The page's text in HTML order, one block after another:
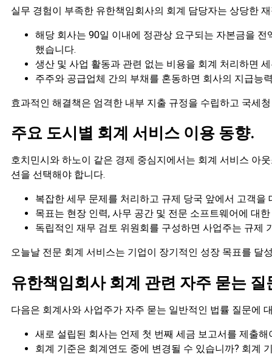
실무 경험이 부족한 유한책임회사의 회계 담당자는 상당한
해당 회사는 90일 이내에 정관상 요구되는 자본금을
했습니다.
생산 및 사업 활동과 관련 없는 비용을 회계 처리하면
주주와 공급업체 간의 부채를 혼동하면 회사의 지급능
효과적인 해결책은 엄격한 내부 지출 규정을 수립하고 국세
주요 도시별 회계 서비스 이용 동향.
호치민시와 하노이 같은 경제 중심지에서는 회계 서비스 아
션을 선택해야 합니다.
복잡한 세무 문제를 처리하고 규제 당국 앞에서 고객
목표는 현장 인력, 사무 공간 및 전문 소프트웨어에 대
독립적인 재무 검토 위원회를 구성하면 사업주는 규제
오늘날 전문 회계 서비스는 기업이 장기적인 성장 목표를 달
유한책임회사 회계 관련 자주 묻는 질
다음은 회계사와 사업주가 자주 묻는 일반적인 법률 질문에
새로 설립된 회사는 언제 첫 번째 세금 보고서를 제출
회계 기준은 회계연도 중에 변경될 수 있습니까? 회계